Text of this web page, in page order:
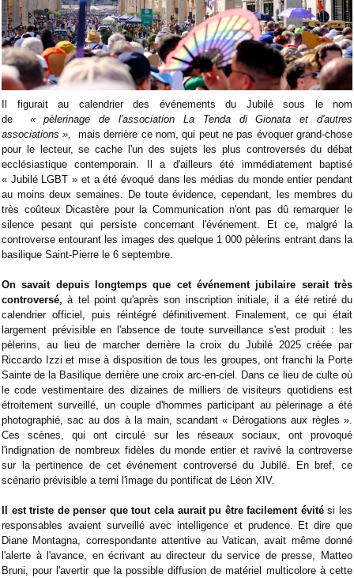
Il figurait au calendrier des événements du Jubilé sous le nom
de « pèlerinage de l'association La Tenda di Gionata et d'autres
associations »,
mais derrière ce nom, qui peut ne pas évoquer grand-chose
pour le lecteur, se cache l'un des sujets les plus controversés du débat
ecclésiastique contemporain. Il a d'ailleurs été immédiatement baptisé
« Jubilé LGBT » et a été évoqué dans les médias du monde entier pendant
au moins deux semaines. De toute évidence, cependant, les membres du
très coûteux Dicastère pour la Communication n'ont pas dû remarquer le
silence pesant qui persiste concernant l'événement. Et ce, malgré la
controverse entourant les images des quelque 1 000 pèlerins entrant dans la
basilique Saint-Pierre le 6 septembre.
On savait depuis longtemps que cet événement jubilaire serait très
controversé, à tel point qu'après son inscription initiale, il a été retiré du
calendrier officiel, puis réintégré définitivement. Finalement, ce qui était
largement prévisible en l'absence de toute surveillance s'est produit : les
pèlerins, au lieu de marcher derrière la croix du Jubilé 2025 créée par
Riccardo Izzi et mise à disposition de tous les groupes, ont franchi la Porte
Sainte de la Basilique derrière une croix arc-en-ciel. Dans ce lieu de culte où
le code vestimentaire des dizaines de milliers de visiteurs quotidiens est
étroitement surveillé, un couple d'hommes participant au pèlerinage a été
photographié, sac au dos à la main, scandant « Dérogations aux règles ».
Ces scènes, qui ont circulé sur les réseaux sociaux, ont provoqué
l'indignation de nombreux fidèles du monde entier et ravivé la controverse
sur la pertinence de cet événement controversé du Jubilé. En bref, ce
scénario prévisible a terni l'image du pontificat de Léon XIV.
Il est triste de penser que tout cela aurait pu être facilement évitési les
responsables avaient surveillé avec intelligence et prudence. Et dire que
Diane Montagna, correspondante attentive au Vatican, avait même donné
l'alerte à l'avance, en écrivant au directeur du service de presse, Matteo
Bruni, pour l'avertir que la possible diffusion de matériel multicolore à cette